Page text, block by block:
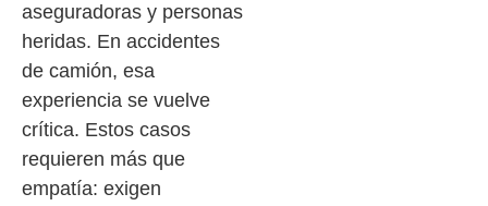
aseguradoras y personas
heridas. En accidentes
de camión, esa
experiencia se vuelve
crítica. Estos casos
requieren más que
empatía: exigen